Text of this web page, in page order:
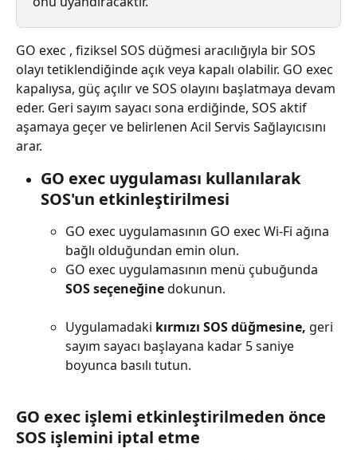
GO exec , fiziksel SOS düğmesi aracılığıyla bir SOS
olayı tetiklendiğinde açık veya kapalı olabilir. GO exec
kapalıysa, güç açılır ve SOS olayını başlatmaya devam
eder. Geri sayım sayacı sona erdiğinde, SOS aktif
aşamaya geçer ve belirlenen Acil Servis Sağlayıcısını
arar.
GO exec uygulaması kullanılarak
SOS'un etkinleştirilmesi
GO exec uygulamasının GO exec Wi-Fi ağına
bağlı olduğundan emin olun.
GO exec uygulamasının menü çubuğunda
SOS seçeneğine dokunun.
Uygulamadaki kırmızı SOS düğmesine, geri
sayım sayacı başlayana kadar 5 saniye
boyunca basılı tutun.
GO exec işlemi etkinleştirilmeden önce
SOS işlemini iptal etme